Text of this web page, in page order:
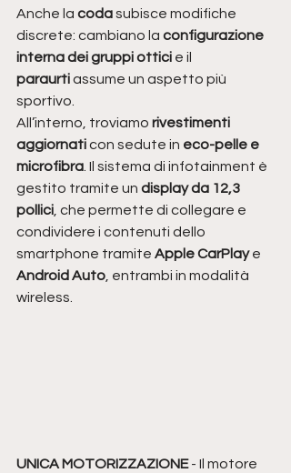
Anche la coda subisce modifiche
discrete: cambiano la configurazione
interna dei gruppi ottici e il
paraurti assume un aspetto più
sportivo.
All’interno, troviamo rivestimenti
aggiornati con sedute in eco-pelle e
microfibra . Il sistema di infotainment è
gestito tramite un display da 12,3
pollici , che permette di collegare e
condividere i contenuti dello
smartphone tramite Apple CarPlay e
Android Auto , entrambi in modalità
wireless.
UNICA MOTORIZZAZIONE - Il motore